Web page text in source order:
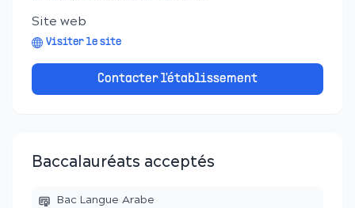
Site web
Visiter le site
Contacter l'établissement
Baccalauréats acceptés
Bac Langue Arabe